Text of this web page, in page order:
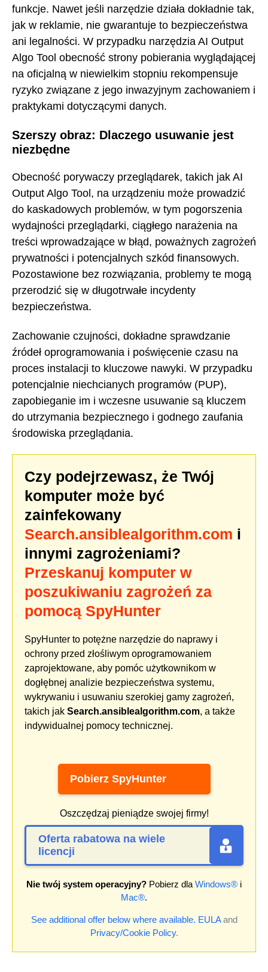
funkcje. Nawet jeśli narzędzie działa dokładnie tak,
jak w reklamie, nie gwarantuje to bezpieczeństwa
ani legalności. W przypadku narzędzia AI Output
Algo Tool obecność strony pobierania wyglądającej
na oficjalną w niewielkim stopniu rekompensuje
ryzyko związane z jego inwazyjnym zachowaniem i
praktykami dotyczącymi danych.
Szerszy obraz: Dlaczego usuwanie jest
niezbędne
Obecność porywaczy przeglądarek, takich jak AI
Output Algo Tool, na urządzeniu może prowadzić
do kaskadowych problemów, w tym pogorszenia
wydajności przeglądarki, ciągłego narażenia na
treści wprowadzające w błąd, poważnych zagrożeń
prywatności i potencjalnych szkód finansowych.
Pozostawione bez rozwiązania, problemy te mogą
przerodzić się w długotrwałe incydenty
bezpieczeństwa.
Zachowanie czujności, dokładne sprawdzanie
źródeł oprogramowania i poświęcenie czasu na
proces instalacji to kluczowe nawyki. W przypadku
potencjalnie niechcianych programów (PUP),
zapobieganie im i wczesne usuwanie są kluczem
do utrzymania bezpiecznego i godnego zaufania
środowiska przeglądania.
Czy podejrzewasz, że Twój
komputer może być
zainfekowany
Search.ansiblealgorithm.com i
innymi zagrożeniami?
Przeskanuj komputer w
poszukiwaniu zagrożeń za
pomocą SpyHunter
SpyHunter to potężne narzędzie do naprawy i
ochrony przed złośliwym oprogramowaniem
zaprojektowane, aby pomóc użytkownikom w
dogłębnej analizie bezpieczeństwa systemu,
wykrywaniu i usuwaniu szerokiej gamy zagrożeń,
takich jak Search.ansiblealgorithm.com, a także
indywidualnej pomocy technicznej.
Pobierz SpyHunter
Oszczędzaj pieniądze swojej firmy!
Oferta rabatowa na wiele
licencji
Nie twój system operacyjny? Pobierz dla Windows® i
Mac®.
See additional offer below where available. EULAand
Privacy/Cookie Policy.